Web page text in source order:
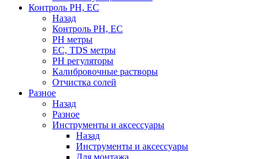
Контроль PH, EC
Назад
Контроль PH, EC
PH метры
EC, TDS метры
PH регуляторы
Калибровочные растворы
Отчистка солей
Разное
Назад
Разное
Инструменты и аксессуары
Назад
Инструменты и аксессуары
Для монтажа